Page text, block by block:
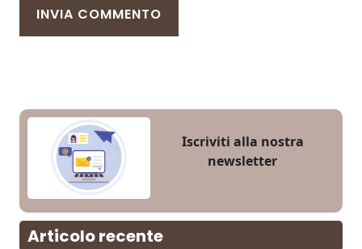
Iscriviti alla nostra
newsletter
Articolo recente